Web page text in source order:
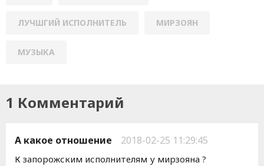
ЛУЧШГИЙ ИСПОЛНИТЕЛЬ МИРЗОЯН
МУЗЫКА
1 Комментарий
А какое отношение 2018-02-25 11:29:45
К запорожским исполнителям у мирзояна ?